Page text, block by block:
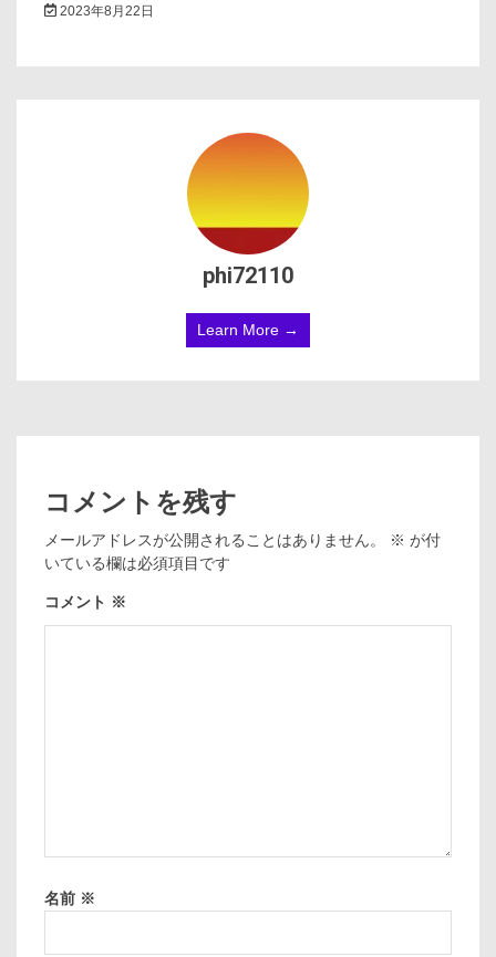
2023年8月22日
phi72110
Learn More →
コメントを残す
メールアドレスが公開されることはありません。 ※ が付
いている欄は必須項目です
コメント ※
名前 ※